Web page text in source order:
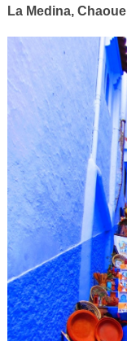
La Medina,